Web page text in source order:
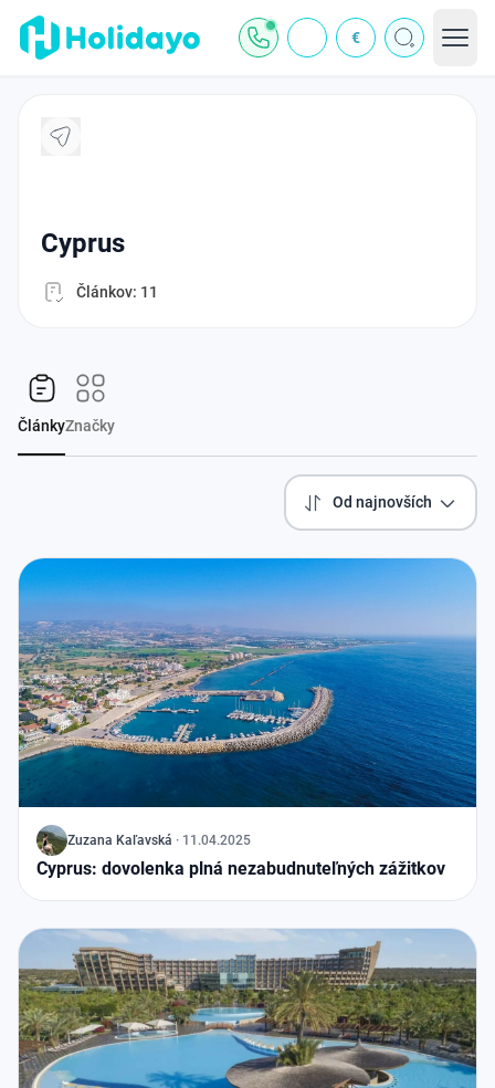
€
cyprus
Článkov: 11
ČlánkyZnačky
Od najnovších
J Zuzana Kaľavská · 11.04.2025
Cyprus: dovolenka plná nezabudnuteľných zážitkov